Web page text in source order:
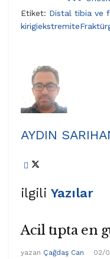
Etiket: Distal tibia ve
kirigiekstremiteFraktür
AYDIN
ilgili Yazılar
Acil tıpta en
yazan Çağdaş Can 02/